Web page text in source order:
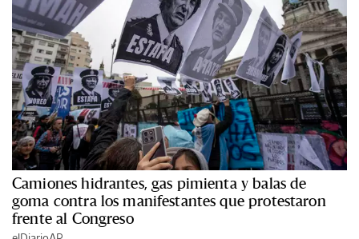
Camiones hidrantes, gas pimienta y balas de
goma contra los manifestantes que protestaron
frente al Congreso